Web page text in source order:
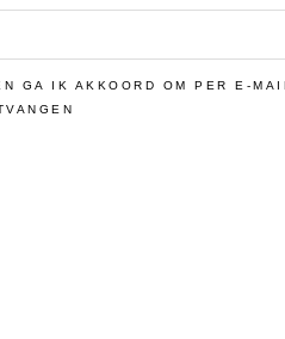
GA IK AKKOORD OM PER